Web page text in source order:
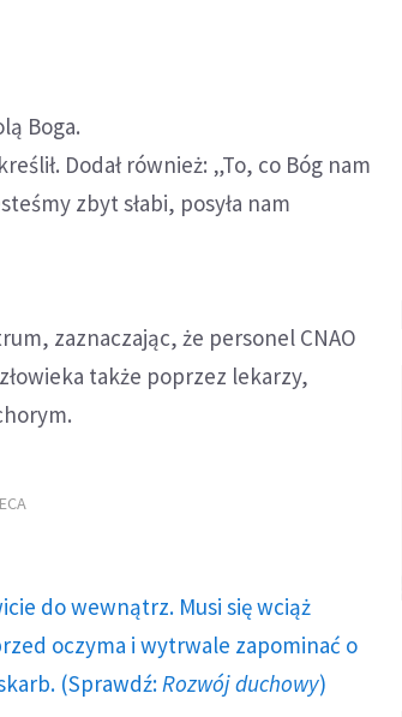
Boga.
Dodał również: „To, co Bóg nam
zbyt słabi, posyła nam
zaznaczając, że personel CNAO
także poprzez lekarzy,
do wewnątrz. Musi się wciąż
oczyma i wytrwale zapominać o
(Sprawdź: Rozwój duchowy)